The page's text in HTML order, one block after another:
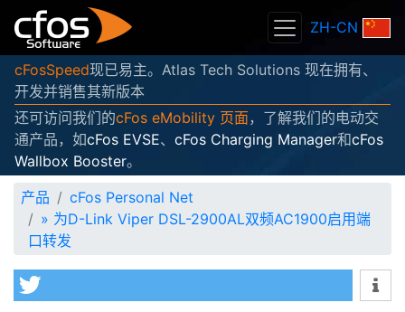
ZH-CN
cFosSpeed现已易主。Atlas Tech Solutions 现在拥有、
开发并销售其新版本
还可访问我们的cFos eMobility 页面，了解我们的电动交
通产品，如cFos EVSE、 cFos Charging Manager和cFos
Wallbox Booster。
产品
cFos Personal Net
» 为D-Link Viper DSL-2900AL双频AC1900启用端
口转发